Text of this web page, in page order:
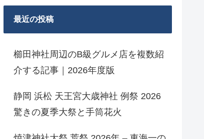
最近の投稿
櫛田神社周辺のB級グルメ店を複数紹
介する記事｜2026年度版
静岡 浜松 天王宮大歳神社 例祭 2026
驚きの夏季大祭と手筒花火